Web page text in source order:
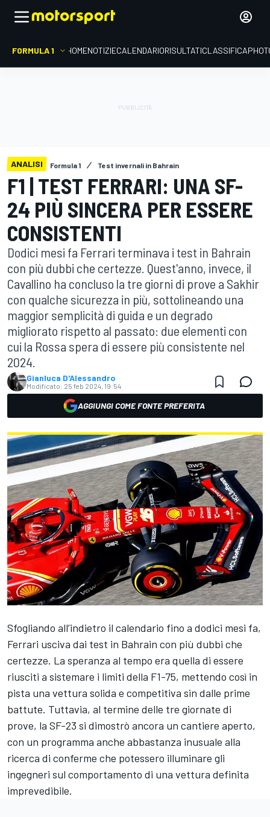
FORMULA 1 HOMENOTIZIECALENDARIORISULTATICLASSIFICA
ANALISI Formula 1 Test invernali in Bahrain
F1 | TEST FERRARI: UNA SF-
24 PIÙ SINCERA PER ESSERE
CONSISTENTI
Dodici mesi fa Ferrari terminava i test in Bahrain
con più dubbi che certezze. Quest'anno, invece, il
Cavallino ha concluso la tre giorni di prove a Sakhir
con qualche sicurezza in più, sottolineando una
maggior semplicità di guida e un degrado
migliorato rispetto al passato: due elementi con
cui la Rossa spera di essere più consistente nel
2024.
Gianluca D'Alessandro
Modificato: 25 feb 2024, 19:54
AGGIUNGI COME FONTE PREFERITA
Sfogliando all’indietro il calendario fino a dodici mesi fa,
Ferrari usciva dai test in Bahrain con più dubbi che
certezze. La speranza al tempo era quella di essere
riusciti a sistemare i limiti della F1-75, mettendo così in
pista una vettura solida e competitiva sin dalle prime
battute. Tuttavia, al termine delle tre giornate di
prove, la SF-23 si dimostrò ancora un cantiere aperto,
con un programma anche abbastanza inusuale alla
ricerca di conferme che potessero illuminare gli
ingegneri sul comportamento di una vettura definita
imprevedibile.